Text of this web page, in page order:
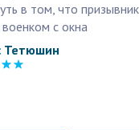
в том, что
с окна
Тетюшин